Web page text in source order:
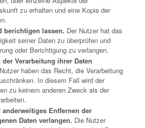
zu erhalten und eine Kopie der
berichtigen lassen. Der Nutzer hat das
seiner Daten zu überprüfen und
oder Berichtigung zu verlangen.
Verarbeitung ihrer Daten
haben das Recht, die Verarbeitung
In diesem Fall wird der
zu keinem anderen Zweck als der
Entfernen der
Daten verlangen. Die Nutzer